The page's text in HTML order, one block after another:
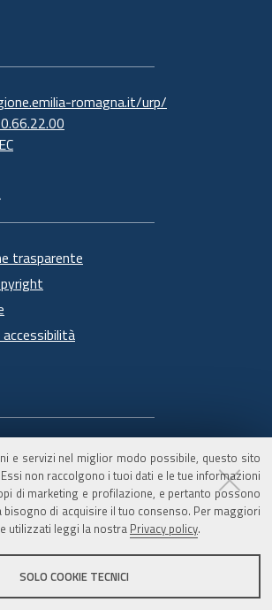
e servizi nel miglior modo possibile, questo sito
non raccolgono i tuoi dati e le tue informazioni
di marketing e profilazione, e pertanto possono
di acquisire il tuo consenso. Per maggiori
utilizzati leggi la nostra Privacy policy.
SOLO COOKIE TECNICI
romagna.it/urp/
trasparente
C.F. 800.625.903.79